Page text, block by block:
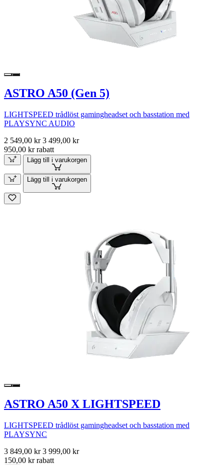
ASTRO A50 (Gen 5)
LIGHTSPEED trådlöst gamingheadset och basstation med
PLAYSYNC AUDIO
2 549,00 kr 3 499,00 kr
950,00 kr rabatt
Lägg till i varukorgen
Lägg till i varukorgen
ASTRO A50 X LIGHTSPEED
LIGHTSPEED trådlöst gamingheadset och basstation med
PLAYSYNC
3 849,00 kr 3 999,00 kr
150,00 kr rabatt